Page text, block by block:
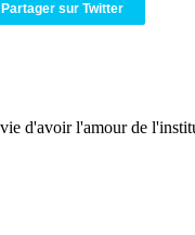
Partager sur Twitter